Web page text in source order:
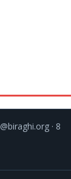
@biraghi.org
8